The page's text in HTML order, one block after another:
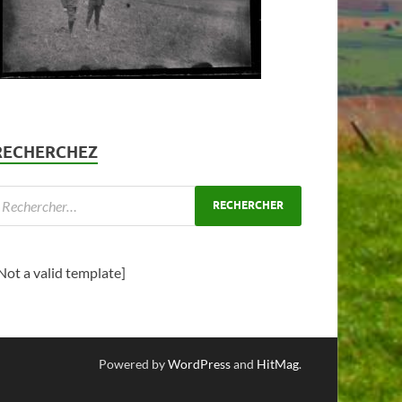
a valid template]
Powered byWordPressand HitMag.